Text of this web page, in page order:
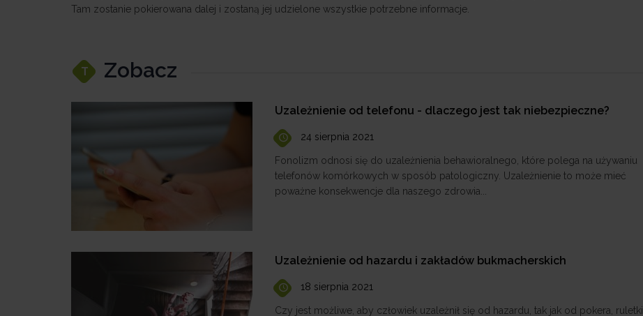
Tam zostanie pokierowana dalej i zostaną jej udzielone wszystkie potrzebne informacje.
T Zobacz
Uzależnienie od telefonu - dlaczego jest tak niebezpieczne?
24 sierpnia 2021
Fonolizm odnosi się do uzależnienia behawioralnego, które polega na używaniu
telefonów komórkowych w sposób patologiczny. Uzależnienie to może mieć
poważne konsekwencje dla naszego zdrowia...
Uzależnienie od hazardu i zakładów bukmacherskich
18 sierpnia 2021
Czy jest możliwe, aby człowiek uzależnił się od hazardu, tak jak od pokera, ruletki